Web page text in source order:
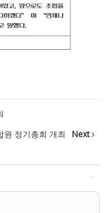
정기총회 개최
Next